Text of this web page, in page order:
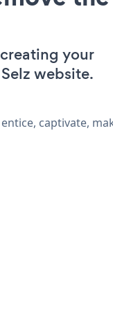
your
website.
captivate,